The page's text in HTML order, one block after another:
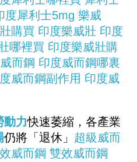
度犀利士5mg 樂威
購買 印度樂威壯 印度
哪裡買 印度樂威壯購
而鋼 印度威而鋼哪裏
威而鋼副作用 印度威
動力快速萎縮，各產業
仍將「退休」 超級威而
威而鋼 雙效威而鋼